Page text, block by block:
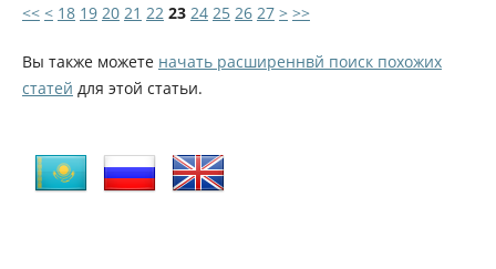
<< < 18 19 20 21 22 23 24 25 26 27 > >>
Вы также можете начать расширеннвй поиск похожих
статей для этой статьи.